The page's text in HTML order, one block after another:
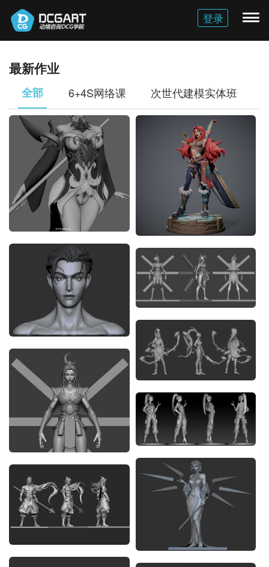
切
登录
最新作业
全部 6+4S网络课 次世代建模实体班